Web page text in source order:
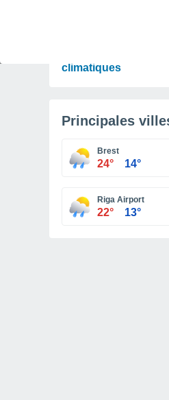
climatiques
Principales
Brest
24° 14°
Riga Airport
22° 13°